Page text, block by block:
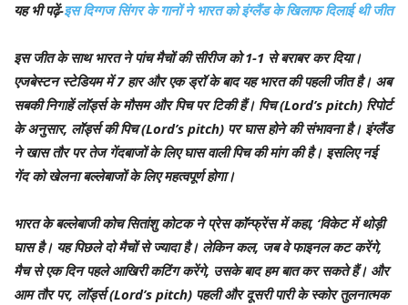
यह भी पढ़ें-इस दिग्गज सिंगर के गानों ने भारत को इंग्लैंड के खिलाफ दिलाई थी जीत
इस जीत के साथ भारत ने पांच मैचों की सीरीज को 1-1 से बराबर कर दिया।
एजबेस्टन स्टेडियम में 7 हार और एक ड्रॉ के बाद यह भारत की पहली जीत है। अब
सबकी निगाहें लॉर्ड्स के मौसम और पिच पर टिकी हैं। पिच (Lord’s pitch) रिपोर्ट
के अनुसार, लॉर्ड्स की पिच (Lord’s pitch) पर घास होने की संभावना है। इंग्लैंड
ने खास तौर पर तेज गेंदबाजों के लिए घास वाली पिच की मांग की है। इसलिए नई
गेंद को खेलना बल्लेबाजों के लिए महत्वपूर्ण होगा।
भारत के बल्लेबाजी कोच सितांशु कोटक ने प्रेस कॉन्फ्रेंस में कहा, ‘विकेट में थोड़ी
घास है। यह पिछले दो मैचों से ज्यादा है। लेकिन कल, जब वे फाइनल कट करेंगे,
मैच से एक दिन पहले आखिरी कटिंग करेंगे, उसके बाद हम बात कर सकते हैं। और
आम तौर पर, लॉर्ड्स (Lord’s pitch) पहली और दूसरी पारी के स्कोर तुलनात्मक